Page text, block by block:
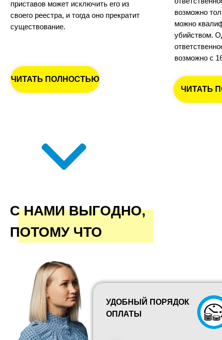
приставов может исключить его из
своего реестра, и тогда оно прекратит
существование.
возможно
можно
убийством.
возможно с
ЧИТАТЬ
ЧИТАТЬ ПОЛНОСТЬЮ
С НАМИ ВЫГОДНО,
ПОТОМУ ЧТО
УДОБНЫЙ ПОРЯДОК
ОПЛАТЫ